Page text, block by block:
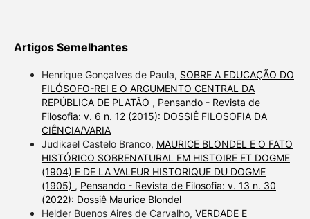
Artigos Semelhantes
Henrique Gonçalves de Paula, SOBRE A EDUCAÇÃO DO
FILÓSOFO-REI E O ARGUMENTO CENTRAL DA
REPÚBLICA DE PLATÃO , Pensando - Revista de
Filosofia: v. 6 n. 12 (2015): DOSSIÊ FILOSOFIA DA
CIÊNCIA/VARIA
Judikael Castelo Branco, MAURICE BLONDEL E O FATO
HISTÓRICO SOBRENATURAL EM HISTOIRE ET DOGME
(1904) E DE LA VALEUR HISTORIQUE DU DOGME
(1905) , Pensando - Revista de Filosofia: v. 13 n. 30
(2022): Dossiê Maurice Blondel
Helder Buenos Aires de Carvalho, VERDADE E